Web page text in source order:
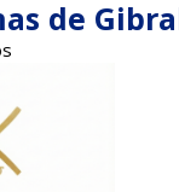
de